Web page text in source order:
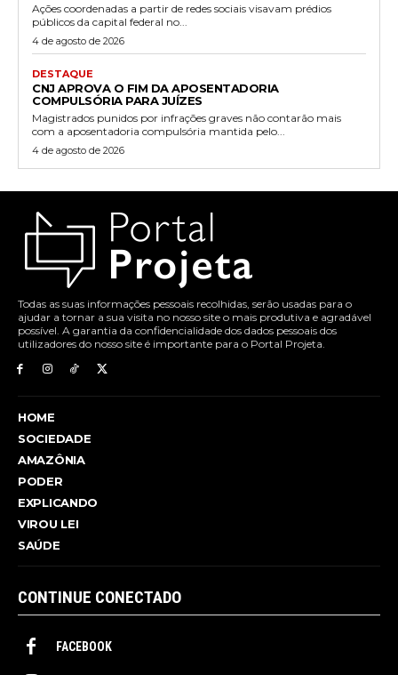
Ações coordenadas a partir de redes sociais visavam prédios
públicos da capital federal no...
4 de agosto de 2026
DESTAQUE
CNJ APROVA O FIM DA APOSENTADORIA
COMPULSÓRIA PARA JUÍZES
Magistrados punidos por infrações graves não contarão mais
com a aposentadoria compulsória mantida pelo...
4 de agosto de 2026
Todas as suas informações pessoais recolhidas, serão usadas para o
ajudar a tornar a sua visita no nosso site o mais produtiva e agradável
possível. A garantia da confidencialidade dos dados pessoais dos
utilizadores do nosso site é importante para o Portal Projeta.
HOME
SOCIEDADE
AMAZÔNIA
PODER
EXPLICANDO
VIROU LEI
SAÚDE
CONTINUE CONECTADO
FACEBOOK